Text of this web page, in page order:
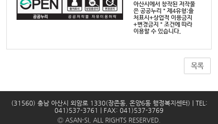
아산시에서 창작된 저작물
은 공공누리 " 제4유형:출
처표시+상업적 이용금지
+변경금지 " 조건에 따라
이용할 수 있습니다.
목록
(31560) 충남 아산시 외암로 1330(장존동, 온양6동 행정복지센터) | TEL:
041)537-3761 | FAX: 041)537-3769
Ⓒ ASAN-SI, ALL RIGHTS RESERVED.